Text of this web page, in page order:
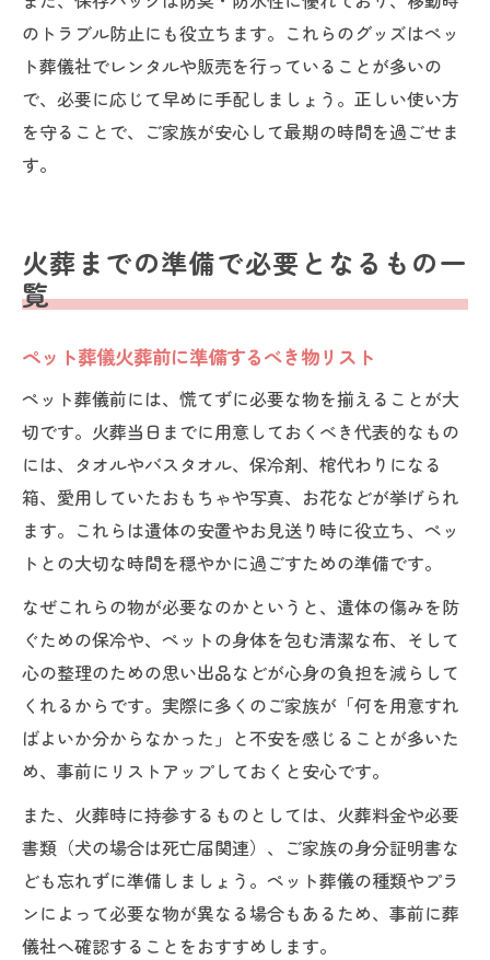
のトラブル防止にも役立ちます。これらのグッズはペッ
ト葬儀社でレンタルや販売を行っていることが多いの
で、必要に応じて早めに手配しましょう。正しい使い方
を守ることで、ご家族が安心して最期の時間を過ごせま
す。
火葬までの準備で必要となるもの一
覧
ペット葬儀火葬前に準備するべき物リスト
ペット葬儀前には、慌てずに必要な物を揃えることが大
切です。火葬当日までに用意しておくべき代表的なもの
には、タオルやバスタオル、保冷剤、棺代わりになる
箱、愛用していたおもちゃや写真、お花などが挙げられ
ます。これらは遺体の安置やお見送り時に役立ち、ペッ
トとの大切な時間を穏やかに過ごすための準備です。
なぜこれらの物が必要なのかというと、遺体の傷みを防
ぐための保冷や、ペットの身体を包む清潔な布、そして
心の整理のための思い出品などが心身の負担を減らして
くれるからです。実際に多くのご家族が「何を用意すれ
ばよいか分からなかった」と不安を感じることが多いた
め、事前にリストアップしておくと安心です。
また、火葬時に持参するものとしては、火葬料金や必要
書類（犬の場合は死亡届関連）、ご家族の身分証明書な
ども忘れずに準備しましょう。ペット葬儀の種類やプラ
ンによって必要な物が異なる場合もあるため、事前に葬
儀社へ確認することをおすすめします。